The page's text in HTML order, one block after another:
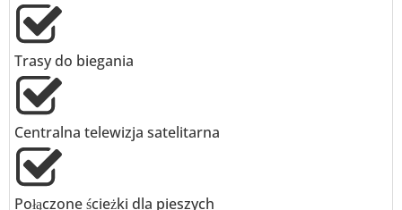
Trasy do biegania
Centralna telewizja satelitarna
Połączone ścieżki dla pieszych